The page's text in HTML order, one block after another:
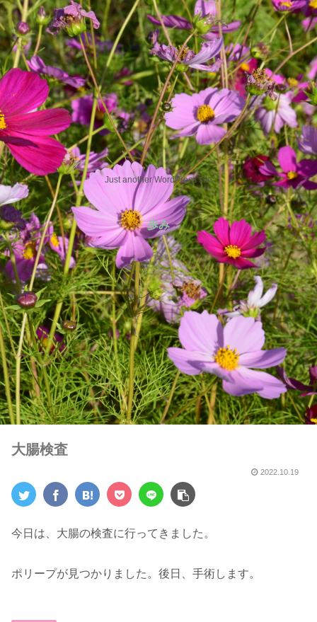
Just another WordPress site
歩み
大腸検査
2022.10.19
今日は、大腸の検査に行ってきました。
ポリープが見つかりました。後日、手術します。